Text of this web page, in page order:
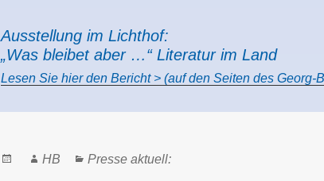
Ausstellung im Lichthof:
„Was bleibet aber …“ Literatur im Land
Lesen Sie hier den Bericht > (auf den Seiten des
PostedAuthor
HB Categories
Presse aktuell: